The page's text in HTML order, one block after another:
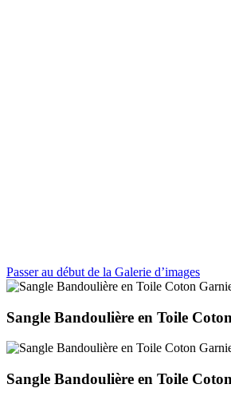
Passer au début de la Galerie d’images
Sangle Bandoulière en Toile
Sangle Bandoulière en Toile